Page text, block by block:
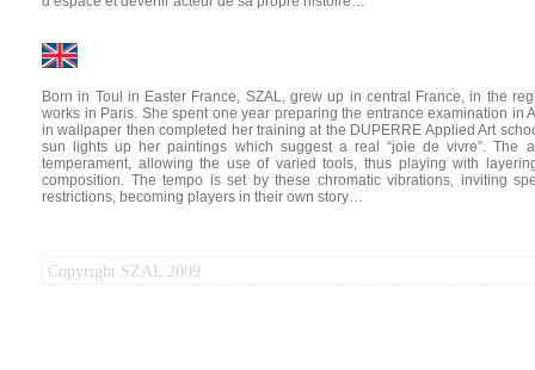
Born in Toul in Easter France, SZAL, grew up in central France, in the
works in Paris. She spent one year preparing the entrance examination in
in wallpaper then completed her training at the DUPERRE Applied Art
sun lights up her paintings which suggest a real “joie de vivre”. The
temperament, allowing the use of varied tools, thus playing with
composition. The tempo is set by these chromatic vibrations, inviting
restrictions, becoming players in their own story…
Copyright SZAL 2009